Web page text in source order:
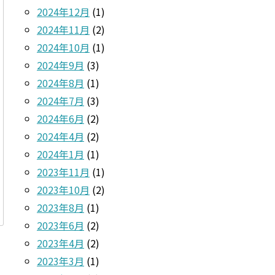
2024年12月 (1)
2024年11月 (2)
2024年10月 (1)
2024年9月 (3)
2024年8月 (1)
2024年7月 (3)
2024年6月 (2)
2024年4月 (2)
2024年1月 (1)
2023年11月 (1)
2023年10月 (2)
2023年8月 (1)
2023年6月 (2)
2023年4月 (2)
2023年3月 (1)